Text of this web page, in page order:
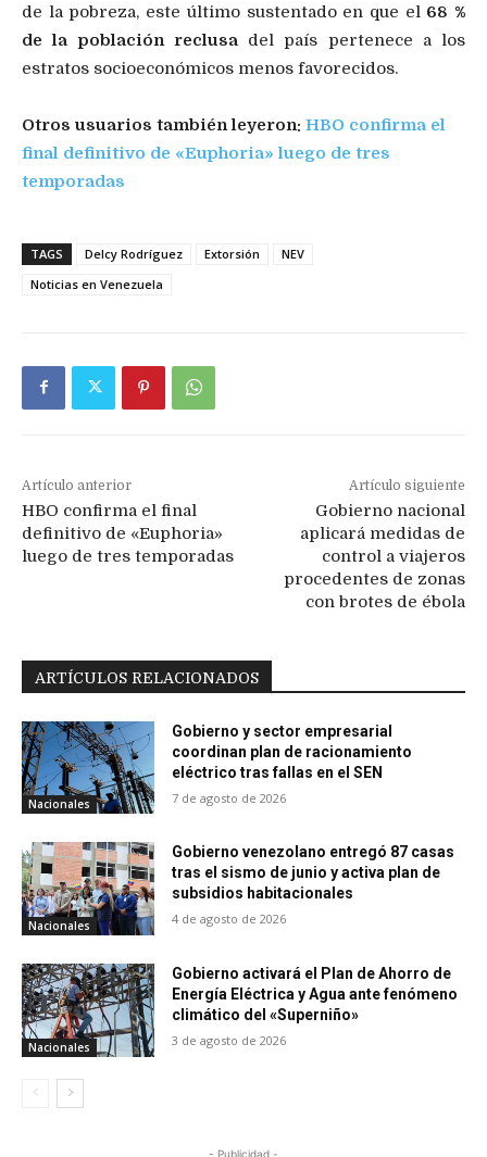
de la pobreza, este último sustentado en que el 68 %
de la población reclusadel país pertenece a los
estratos socioeconómicos menos favorecidos.
Otros usuarios también leyeron: HBO confirma el
final definitivo de «Euphoria» luego de tres
temporadas
TAGS Delcy Rodríguez Extorsión
NEV
Noticias en Venezuela
Artículo anterior
HBO confirma el final
definitivo de «Euphoria»
luego de tres temporadas
Artículo siguiente
Gobierno nacional
aplicará medidas de
control a viajeros
procedentes de zonas
con brotes de ébola
ARTÍCULOS RELACIONADOS
Nacionales
Gobierno y sector empresarial
coordinan plan de racionamiento
eléctrico tras fallas en el SEN
7 de agosto de 2026
Nacionales
Gobierno venezolano entregó 87 casas
tras el sismo de junio y activa plan de
subsidios habitacionales
4 de agosto de 2026
Nacionales
Gobierno activará el Plan de Ahorro de
Energía Eléctrica y Agua ante fenómeno
climático del «Superniño»
3 de agosto de 2026
- Publicidad -